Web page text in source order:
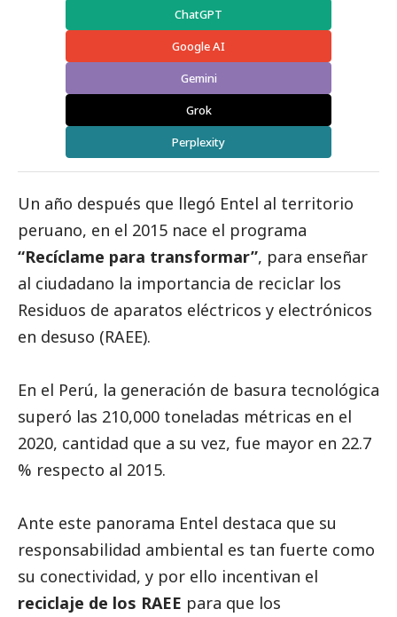
ChatGPT
Google AI
Gemini
Grok
Perplexity
Un año después que llegó Entel al territorio
peruano, en el 2015 nace el programa
“Recíclame para transformar”, para enseñar
al ciudadano la importancia de reciclar los
Residuos de aparatos eléctricos y electrónicos
en desuso (RAEE).
En el Perú, la generación de basura tecnológica
superó las 210,000 toneladas métricas en el
2020, cantidad que a su vez, fue mayor en 22.7
% respecto al 2015.
Ante este panorama Entel destaca que su
responsabilidad ambiental es tan fuerte como
su conectividad, y por ello incentivan el
reciclaje de los RAEE para que los